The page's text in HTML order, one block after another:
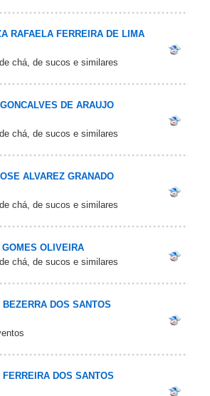
RAFAELA FERREIRA DE LIMA
chá, de sucos e similares
DE ARAUJO
chá, de sucos e similares
ALVAREZ GRANADO
chá, de sucos e similares
GOMES OLIVEIRA
chá, de sucos e similares
BEZERRA DOS SANTOS
FERREIRA DOS SANTOS